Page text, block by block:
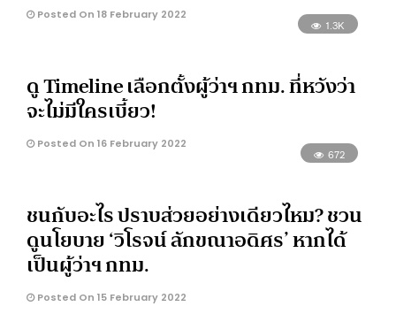
Posted On 18 February 2022
1.3K
ดู Timeline เลือกตั้งผู้ว่าฯ กทม. ที่หวังว่า
จะไม่มีใครเบี้ยว!
Posted On 16 February 2022
672
ชนกับอะไร ปราบส่วยอย่างเดียวไหม? ชวน
ดูนโยบาย ‘วิโรจน์ ลักขณาอดิศร’ หากได้
เป็นผู้ว่าฯ กทม.
Posted On 15 February 2022